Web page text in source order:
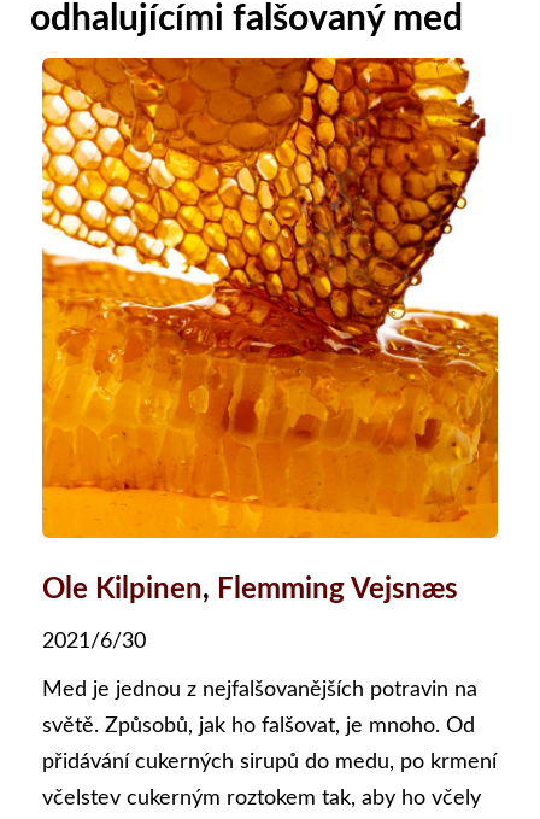
odhalujícími falšovaný med
Ole Kilpinen, Flemming Vejsnæs
2021/6/30
Med je jednou z nejfalšovanějších potravin na
světě. Způsobů, jak ho falšovat, je mnoho. Od
přidávání cukerných sirupů do medu, po krmení
včelstev cukerným roztokem tak, aby ho včely